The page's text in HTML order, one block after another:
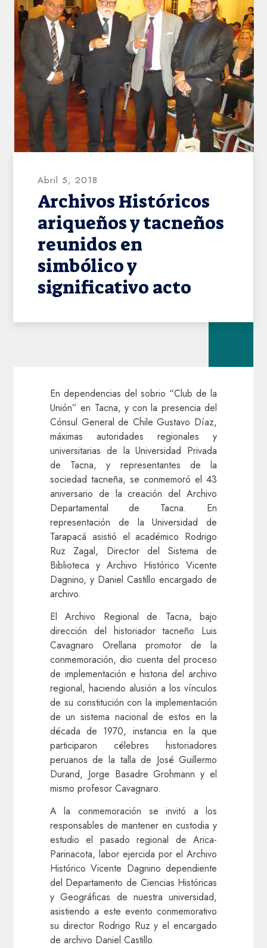
AHVD
Abril 5, 2018
Archivos Históricos
ariqueños y tacneños
reunidos en
simbólico y
significativo acto
En dependencias del sobrio “Club de la
Unión” en Tacna, y con la presencia del
Cónsul General de Chile Gustavo Díaz,
máximas autoridades regionales y
universitarias de la Universidad Privada
de Tacna, y representantes de la
sociedad tacneña, se conmemoró el 43
aniversario de la creación del Archivo
Departamental de Tacna. En
representación de la Universidad de
Tarapacá asistió el académico Rodrigo
Ruz Zagal, Director del Sistema de
Biblioteca y Archivo Histórico Vicente
Dagnino, y Daniel Castillo encargado de
archivo.
El Archivo Regional de Tacna, bajo
dirección del historiador tacneño Luis
Cavagnaro Orellana promotor de la
conmemoración, dio cuenta del proceso
de implementación e historia del archivo
regional, haciendo alusión a los vínculos
de su constitución con la implementación
de un sistema nacional de estos en la
década de 1970, instancia en la que
participaron célebres historiadores
peruanos de la talla de José Guillermo
Durand, Jorge Basadre Grohmann y el
mismo profesor Cavagnaro.
A la conmemoración se invitó a los
responsables de mantener en custodia y
estudio el pasado regional de Arica-
Parinacota, labor ejercida por el Archivo
Histórico Vicente Dagnino dependiente
del Departamento de Ciencias Históricas
y Geográficas de nuestra universidad,
asistiendo a este evento conmemorativo
su director Rodrigo Ruz y el encargado
de archivo Daniel Castillo.